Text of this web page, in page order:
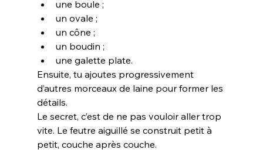
une boule ;
un ovale ;
un cône ;
un boudin ;
une galette plate.
Ensuite, tu ajoutes progressivement
d’autres morceaux de laine pour former les
détails.
Le secret, c’est de ne pas vouloir aller trop
vite. Le feutre aiguillé se construit petit à
petit, couche après couche.